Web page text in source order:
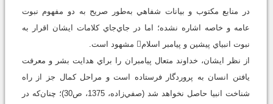
در منابع مکتوب و بيانات شفاهي به‌طور صريح به دو مفهوم نبوت
عامه و خاصه اشاره نشده؛ اما در جاي‌جاي کلامات ايشان اقرار به
نبوت انبياي پيشين و پيامبر اسلام مشهود است.
از نظر ايشان، خداوند متعال پيامبران را براي هدايت بشر و معرفت
يافتن انسان به پروردگار فرستاده است و مراحل کمال جز از راه
شناخت انبيا حاصل نخواهد شد (صفي‌زاده، 1375، ص30)؛ چنان‌که در